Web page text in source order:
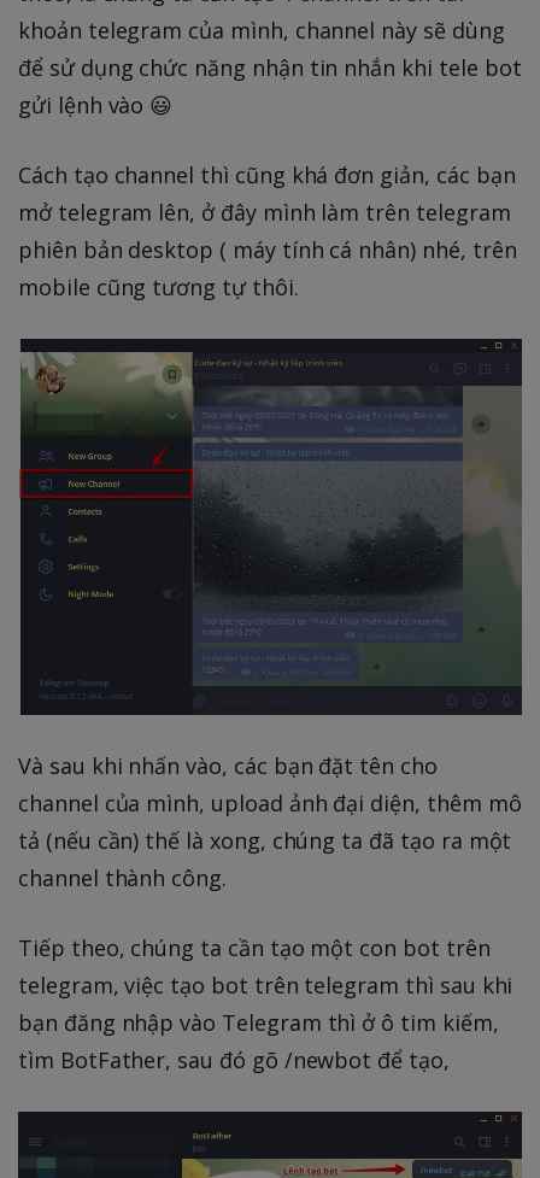
khoản telegram của mình, channel này sẽ dùng
để sử dụng chức năng nhận tin nhắn khi tele bot
gửi lệnh vào 😃
Cách tạo channel thì cũng khá đơn giản, các bạn
mở telegram lên, ở đây mình làm trên telegram
phiên bản desktop ( máy tính cá nhân) nhé, trên
mobile cũng tương tự thôi.
Và sau khi nhấn vào, các bạn đặt tên cho
channel của mình, upload ảnh đại diện, thêm mô
tả (nếu cần) thế là xong, chúng ta đã tạo ra một
channel thành công.
Tiếp theo, chúng ta cần tạo một con bot trên
telegram, việc tạo bot trên telegram thì sau khi
bạn đăng nhập vào Telegram thì ở ô tim kiếm,
tìm BotFather, sau đó gõ /newbot để tạo,